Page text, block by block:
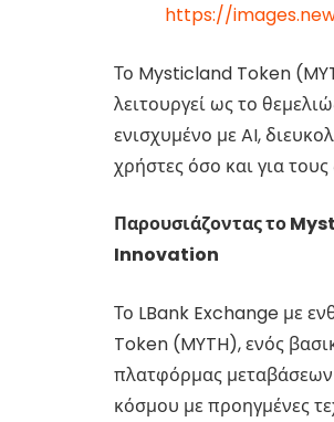
https://
Το Mysticland Token
λειτουργεί ως το
ενισχυμένο με AI,
χρήστες όσο και για
Παρουσιάζοντας το
Innovation
Το LBank Exchange με
Token (MYTH), ενός
πλατφόρμας μεταβάσεων
κόσμου με προηγμένες